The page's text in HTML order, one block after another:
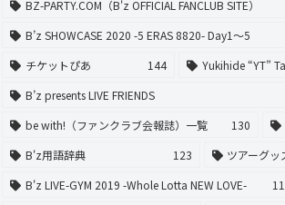
BZ-PARTY.COM（B'z OFFICIAL FANCLUB SITE）
B’z SHOWCASE 2020 -5 ERAS 8820- Day1〜5
チケットぴあ
144 Yukihide “YT”
B’z presents LIVE FRIENDS
be with!（ファンクラブ会報誌）一覧
130
B'z用語辞典
123 ツアーグッ
B'z LIVE-GYM 2019 -Whole Lotta NEW LOVE-